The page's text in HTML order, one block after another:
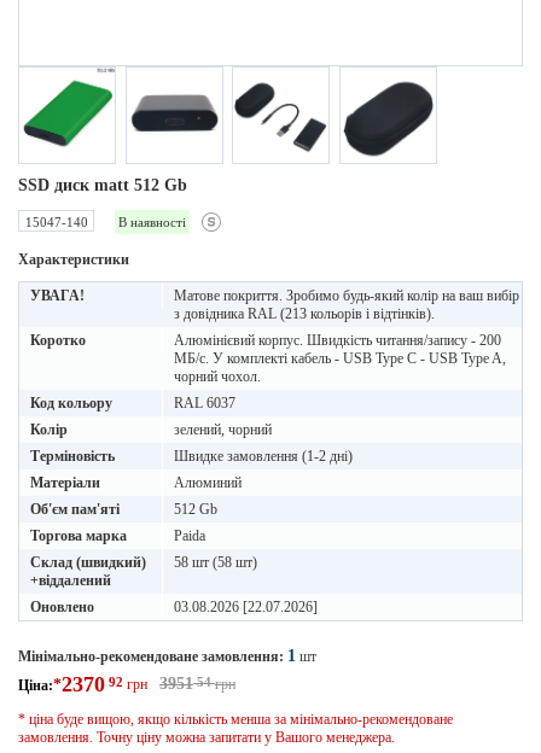
SSD диск matt 512 Gb
15047-140 В наявності
Характеристики
УВАГА!
Матове покриття. Зробимо будь-який колір на ваш вибір
з довідника RAL (213 кольорів і відтінків).
Коротко
Алюмінієвий корпус. Швидкість читання/запису - 200
МБ/с. У комплекті кабель - USB Type C - USB Type A,
чорний чохол.
Код кольору
RAL 6037
Колір
зелений, чорний
Терміновість
Швидке замовлення (1-2 дні)
Матеріали
Алюминий
Об'єм пам'яті
512 Gb
Торгова марка
Paida
Склад (швидкий)
+віддалений
58 шт (58 шт)
Оновлено 03.08.2026 [22.07.2026]
Мінімально-рекомендоване замовлення: 1 шт
Ціна:*2370 92 грн 395154грн
* ціна буде вищою, якщо кількість менша за мінімально-рекомендоване
замовлення. Точну ціну можна запитати у Вашого менеджера.